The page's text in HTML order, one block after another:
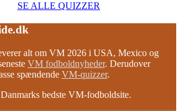
SE ALLE QUIZZER
alt om VM 2026 i USA, Mexico og
VM fodboldnyheder. Derudover
spændende VM-quizzer.
bedste VM-fodboldsite.